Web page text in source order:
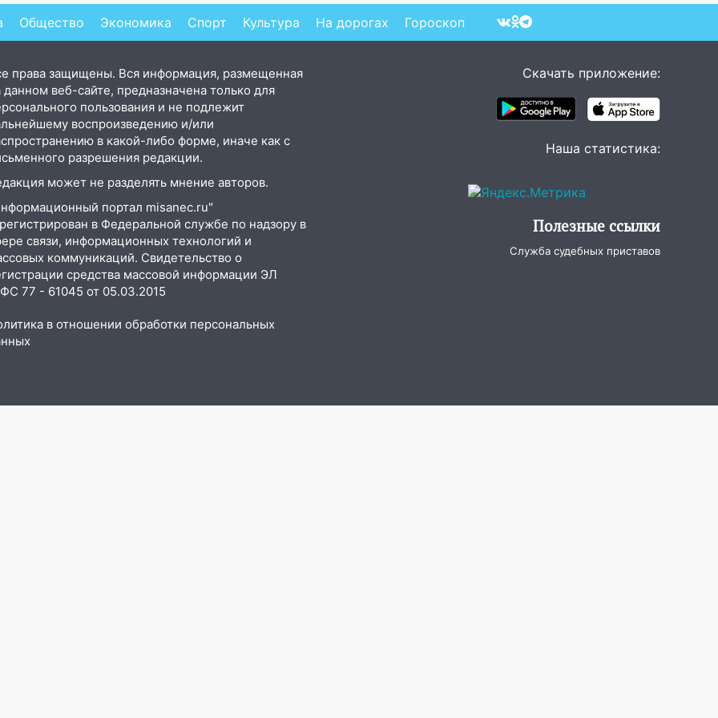
Общество Экономика Спорт Культура На дорогах Гороскоп
права защищены. Вся информация, размещенная
данном веб-сайте, предназначена только для
пользования и не подлежит
воспроизведению и/или
в какой-либо форме, иначе как с
разрешения редакции.
может не разделять мнение авторов.
портал misanec.ru"
в Федеральной службе по надзору в
связи, информационных технологий и
коммуникаций. Свидетельство о
средства массовой информации ЭЛ
77 - 61045 от 05.03.2015
в отношении обработки персональных
Скачать приложение:
Наша статистика:
Полезные ссылки
Служба судебных приставов